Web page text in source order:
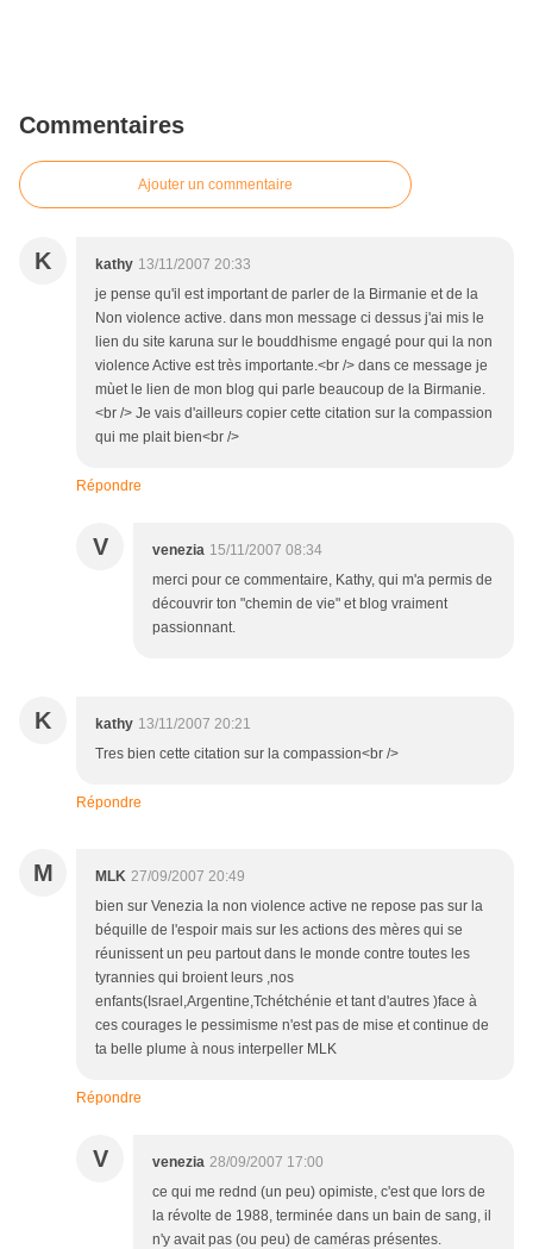
Commentaires
Ajouter un commentaire
K kathy 13/11/2007 20:33
je pense qu'il est important de parler de la Birmanie et de la
Non violence active. dans mon message ci dessus j'ai mis le
lien du site karuna sur le bouddhisme engagé pour qui la non
violence Active est très importante.<br /> dans ce message je
mùet le lien de mon blog qui parle beaucoup de la Birmanie.
<br /> Je vais d'ailleurs copier cette citation sur la compassion
qui me plait bien<br />
Répondre
V venezia 15/11/2007 08:34
merci pour ce commentaire, Kathy, qui m'a permis de
découvrir ton "chemin de vie" et blog vraiment
passionnant.
K kathy 13/11/2007 20:21
Tres bien cette citation sur la compassion<br />
Répondre
M MLK 27/09/2007 20:49
bien sur Venezia la non violence active ne repose pas sur la
béquille de l'espoir mais sur les actions des mères qui se
réunissent un peu partout dans le monde contre toutes les
tyrannies qui broient leurs ,nos
enfants(Israel,Argentine,Tchétchénie et tant d'autres )face à
ces courages le pessimisme n'est pas de mise et continue de
ta belle plume à nous interpeller MLK
Répondre
V venezia 28/09/2007 17:00
ce qui me rednd (un peu) opimiste, c'est que lors de
la révolte de 1988, terminée dans un bain de sang, il
n'y avait pas (ou peu) de caméras présentes.